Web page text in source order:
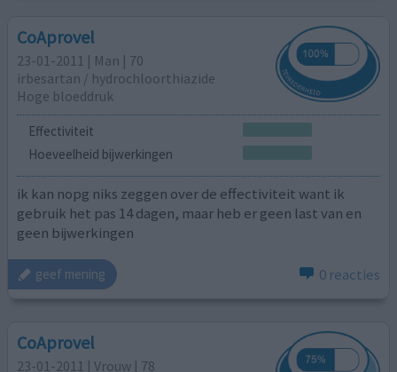
CoAprovel
23-01-2011 | Man | 70
irbesartan / hydrochloorthiazide
Hoge bloeddruk
Effectiviteit
Hoeveelheid bijwerkingen
ik kan nopg niks zeggen over de effectiviteit want ik
gebruik het pas 14 dagen, maar heb er geen last van en
geen bijwerkingen
geef mening 0 reacties
CoAprovel
23-01-2011 | Vrouw | 78